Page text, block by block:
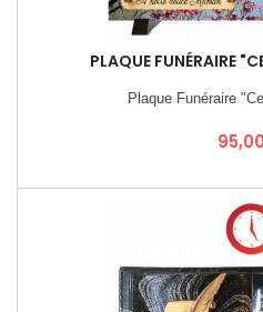
PLAQUE FUNÉRAIRE
Plaque Funéraire
Prix